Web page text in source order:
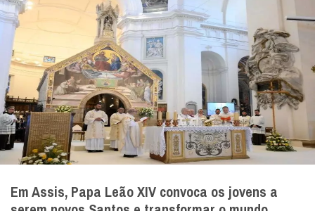
Em Assis, Papa Leão XIV convoca os jovens a